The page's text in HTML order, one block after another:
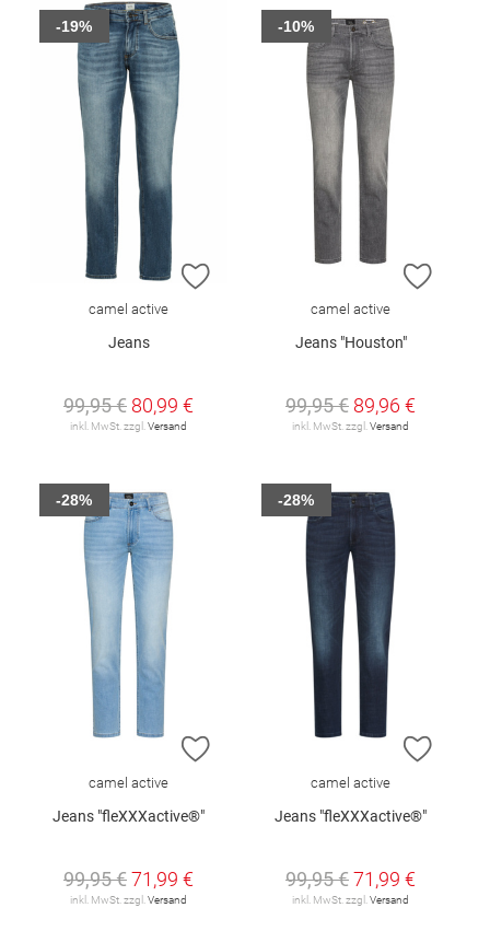
ZUR WUNSCHLISTE HINZUFÜGEN
camel active
Jeans
99,95 € 80,99 €
inkl. MwSt. zzgl. Versand
-19%
ZUR
camel active
Jeans "Houston"
99,95 € 89,96 €
inkl. MwSt. zzgl. Versand
-10%
ZUR WUNSCHLISTE HINZUFÜGEN
camel active
Jeans "fleXXXactive®"
99,95 €71,99 €
inkl. MwSt. zzgl. Versand
-28%
ZUR
camel active
Jeans "fleXXXactive®"
99,95 €71,99 €
inkl. MwSt. zzgl. Versand
-28%